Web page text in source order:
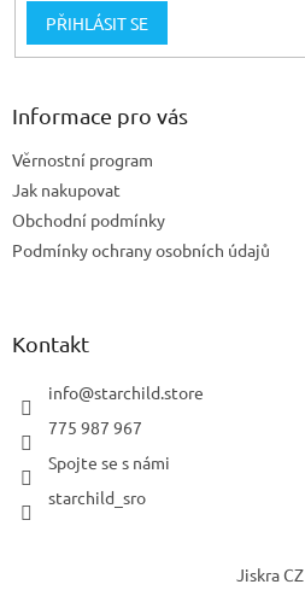
PŘIHLÁSIT SE
Informace pro vás
Věrnostní program
Jak nakupovat
Obchodní podmínky
Podmínky ochrany osobních údajů
Kontakt
info@starchild.store
775 987 967
Spojte se s námi
starchild_sro
Jiskra CZ